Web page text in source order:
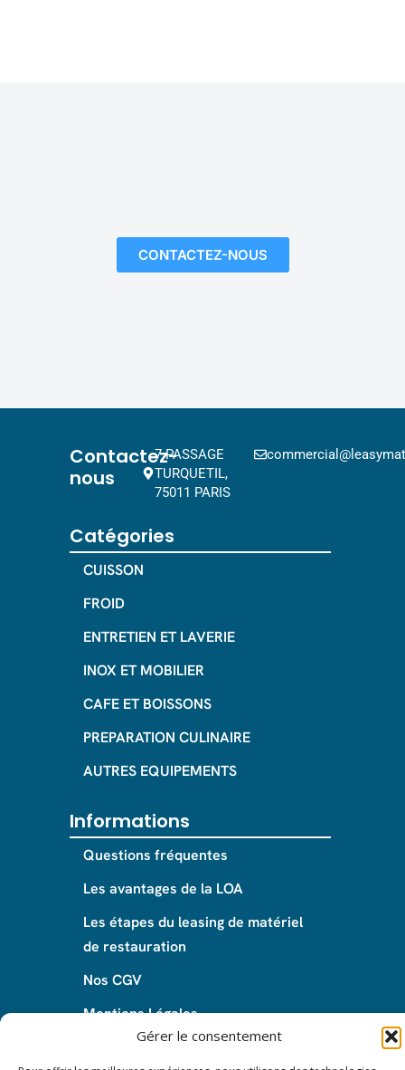
Gérer le consentement
CONTACTEZ-NOUS
Contactez-
nous
7 PASSAGE
TURQUETIL,
75011 PARIS
Catégories
CUISSON
FROID
ENTRETIEN ET LAVERIE
INOX ET MOBILIER
CAFE ET BOISSONS
PREPARATION CULINAIRE
AUTRES EQUIPEMENTS
Informations
Questions fréquentes
Les avantages de la LOA
Les étapes du leasing de matériel
de restauration
Nos CGV
Mentions Légales
Protection des données – RGPD